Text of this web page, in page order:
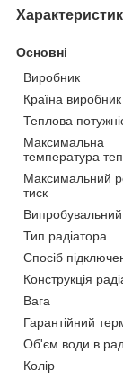
Основні
Виробник
Країна виробник
Теплова
Максимальна
температура
Максимальний
тиск
Випробувальний
Тип радіатора
Спосіб
Конструкція
Вага
Гарантійний
Об'єм води в
Колір